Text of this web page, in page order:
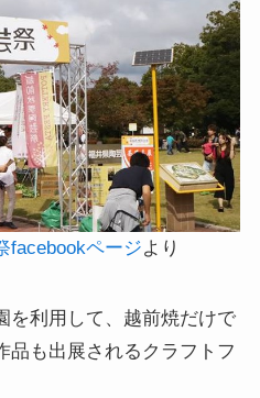
facebookページより
を利用して、越前焼だけで
品も出展されるクラフトフ